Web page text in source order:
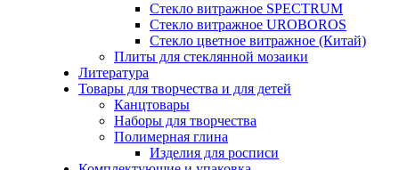
Стекло витражное SPECTRUM
Стекло витражное UROBOROS
Стекло цветное витражное (Китай)
Плиты для стеклянной мозаики
Литература
Товары для творчества и для детей
Канцтовары
Наборы для творчества
Полимерная глина
Изделия для росписи